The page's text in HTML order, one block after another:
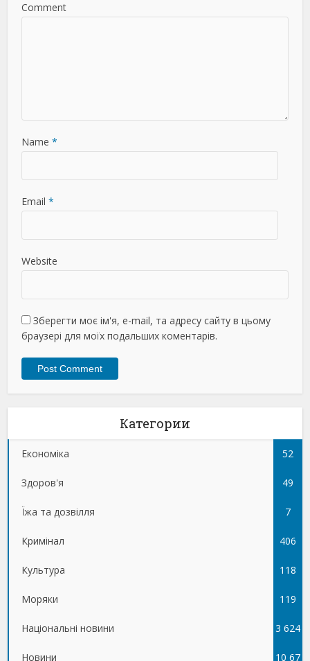
Comment
Name *
Email *
Website
Зберегти моє ім'я, e-mail, та адресу сайту в цьому
браузері для моїх подальших коментарів.
Категории
Економіка 52
Здоров'я 49
Їжа та дозвілля 7
Кримінал 406
Культура 118
Моряки 119
Національні новини 3 624
Новини 10 67